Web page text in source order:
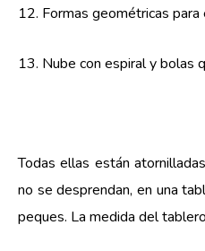
12. Formas geométricas para
13. Nube con espiral y bolas
Todas ellas están
no se desprendan, en una
peques. La medida del